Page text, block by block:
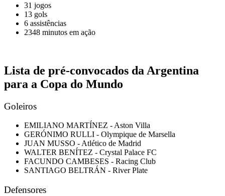
31 jogos
13 gols
6 assistências
2348 minutos em ação
Lista de pré-convocados da Argentina
para a Copa do Mundo
Goleiros
EMILIANO MARTÍNEZ - Aston Villa
GERÓNIMO RULLI - Olympique de Marsella
JUAN MUSSO - Atlético de Madrid
WALTER BENÍTEZ - Crystal Palace FC
FACUNDO CAMBESES - Racing Club
SANTIAGO BELTRÁN - River Plate
Defensores